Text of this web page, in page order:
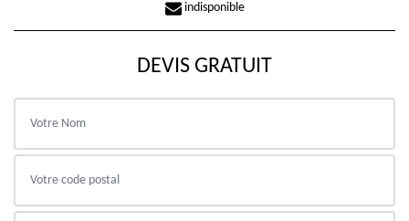
indisponible
DEVIS GRATUIT